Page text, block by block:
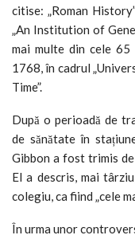
citise: „Roman
„An Institution of
mai multe din cele
1768, în cadrul
Time”.
După o perioadă de
de sănătate în
Gibbon a fost trimis
El a descris, mai
colegiu, ca fiind „cele
În urma unor